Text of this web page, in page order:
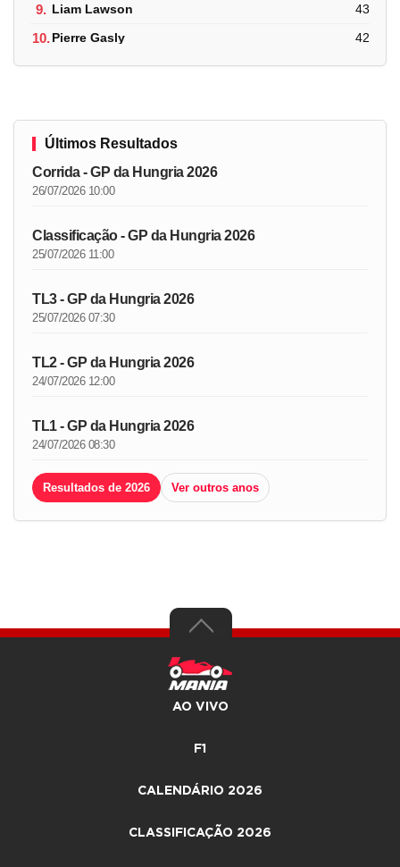
9. Liam Lawson 43
10.Pierre Gasly 42
Últimos Resultados
Corrida - GP da Hungria 2026
26/07/2026 10:00
Classificação - GP da Hungria 2026
25/07/2026 11:00
TL3 - GP da Hungria 2026
25/07/2026 07:30
TL2 - GP da Hungria 2026
24/07/2026 12:00
TL1 - GP da Hungria 2026
24/07/2026 08:30
Resultados de 2026 Ver outros anos
AO VIVO
F1
CALENDÁRIO 2026
CLASSIFICAÇÃO 2026